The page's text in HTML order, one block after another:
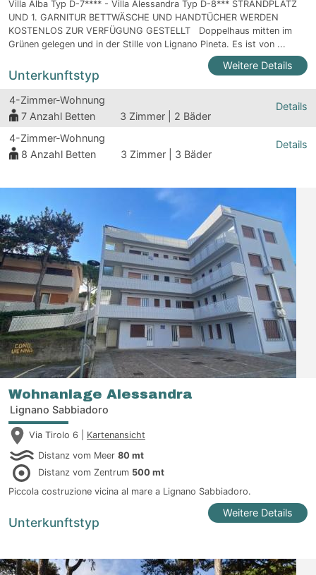
Villa Alba Typ D-7**** - Villa Alessandra Typ D-8*** STRANDPLATZ
UND 1. GARNITUR BETTWÄSCHE UND HANDTÜCHER WERDEN
KOSTENLOS ZUR VERFÜGUNG GESTELLT Doppelhaus mitten im
Grünen gelegen und in der Stille von Lignano Pineta. Es ist von ...
Weitere Details
Unterkunftstyp
4-Zimmer-Wohnung
7 Anzahl Betten 3 Zimmer | 2 Bäder
Details
4-Zimmer-Wohnung
8 Anzahl Betten 3 Zimmer | 3 Bäder
Details
Wohnanlage Alessandra
Lignano Sabbiadoro
Via Tirolo 6 | Kartenansicht
Distanz vom Meer 80 mt
Distanz vom Zentrum 500 mt
Piccola costruzione vicina al mare a Lignano Sabbiadoro.
Weitere Details
Unterkunftstyp